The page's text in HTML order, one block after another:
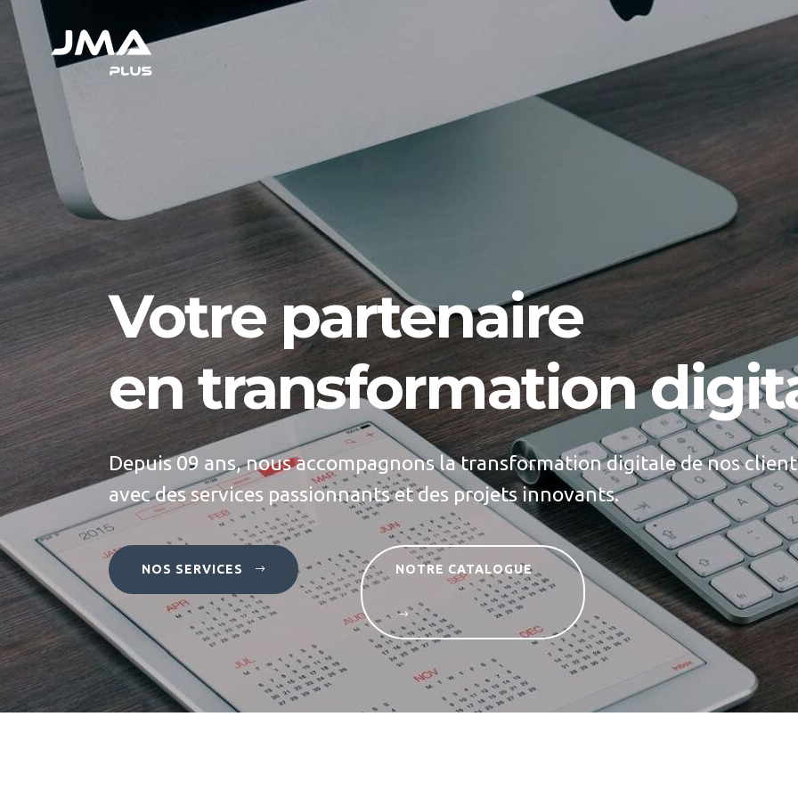
Votre partenaire
en transformation
Depuis 09 ans, nous accompagnons la transformation digitale de nos
avec des services passionnants et des projets innovants.
NOS SERVICES NOTRE CATALOGUE